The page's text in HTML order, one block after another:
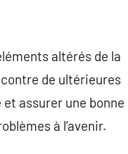
altérés de la
de ultérieures
assurer une bonne
à l’avenir.